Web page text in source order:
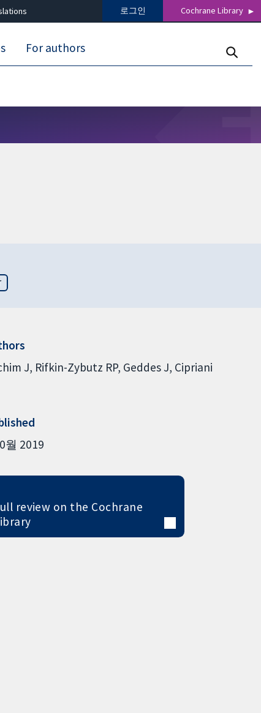
로그인 Cochrane Library
For authors
J Rifkin-Zybutz RP Geddes J Cipriani
월 2019
review on the Cochrane